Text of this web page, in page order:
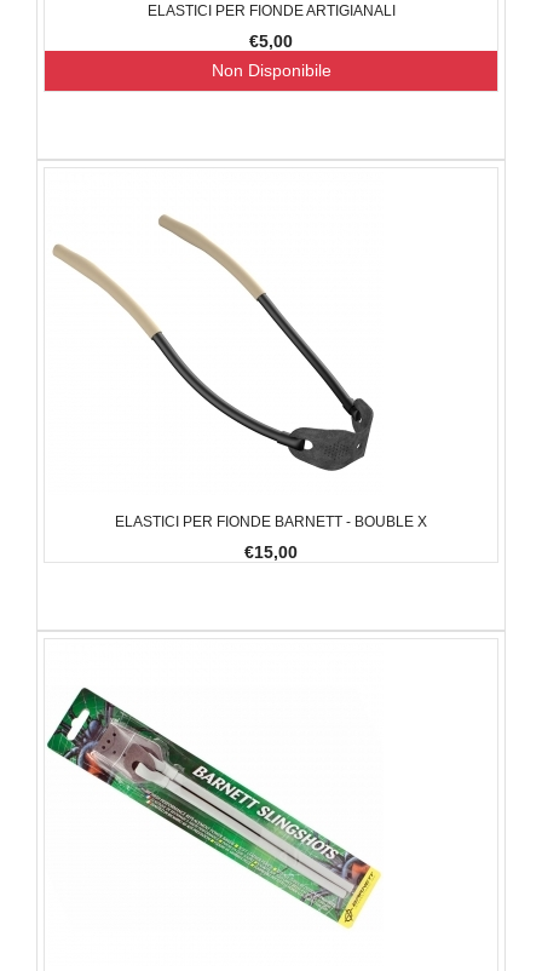
ELASTICI PER FIONDE ARTIGIANALI
€5,00
Non Disponibile
ELASTICI PER FIONDE BARNETT - BOUBLE X
€15,00